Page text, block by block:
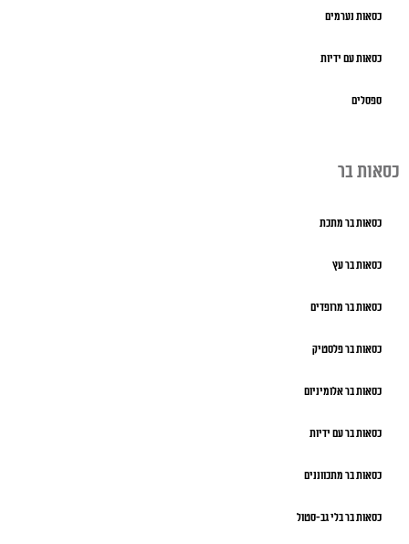
כסאות נערמים
כסאות עם ידיות
ספסלים
כסאות בר
כסאות בר מתכת
כסאות בר עץ
כסאות בר מרופדים
כסאות בר פלסטיק
כסאות בר אלומיניום
כסאות בר עם ידיות
כסאות בר מתכווננים
כסאות בר בלי גב-סטול